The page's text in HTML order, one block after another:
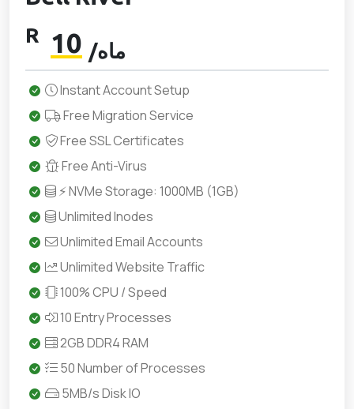
R 10 /ماه
Instant Account Setup
Free Migration Service
Free SSL Certificates
Free Anti-Virus
⚡ NVMe Storage: 1000MB (1GB)
Unlimited Inodes
Unlimited Email Accounts
Unlimited Website Traffic
100% CPU / Speed
10 Entry Processes
2GB DDR4 RAM
50 Number of Processes
5MB/s Disk IO